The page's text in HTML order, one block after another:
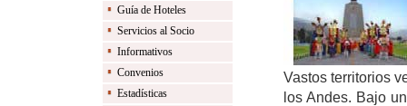
Guía de Hoteles
Servicios al Socio
Informativos
Convenios
Estadísticas
Vastos territorios
los Andes. Bajo